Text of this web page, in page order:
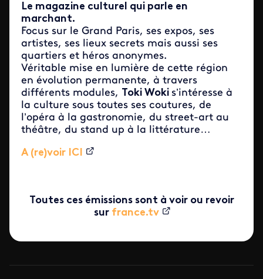
Le magazine culturel qui parle en
marchant.
Focus sur le Grand Paris, ses expos, ses
artistes, ses lieux secrets mais aussi ses
quartiers et héros anonymes.
Véritable mise en lumière de cette région
en évolution permanente, à travers
différents modules, Toki Woki s’intéresse à
la culture sous toutes ses coutures, de
l’opéra à la gastronomie, du street-art au
théâtre, du stand up à la littérature…
A (re)voir ICI
Toutes ces émissions sont à voir ou revoir
sur france.tv